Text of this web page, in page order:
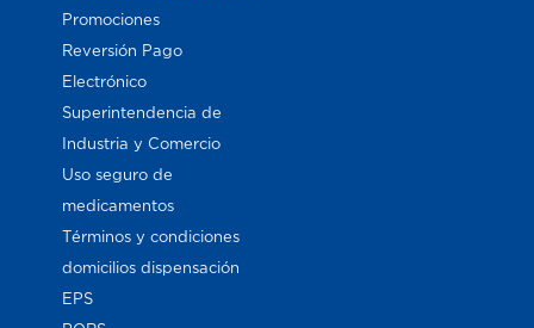
Promociones
Reversión Pago
Electrónico
Superintendencia de
Industria y Comercio
Uso seguro de
medicamentos
Términos y condiciones
domicilios dispensación
EPS